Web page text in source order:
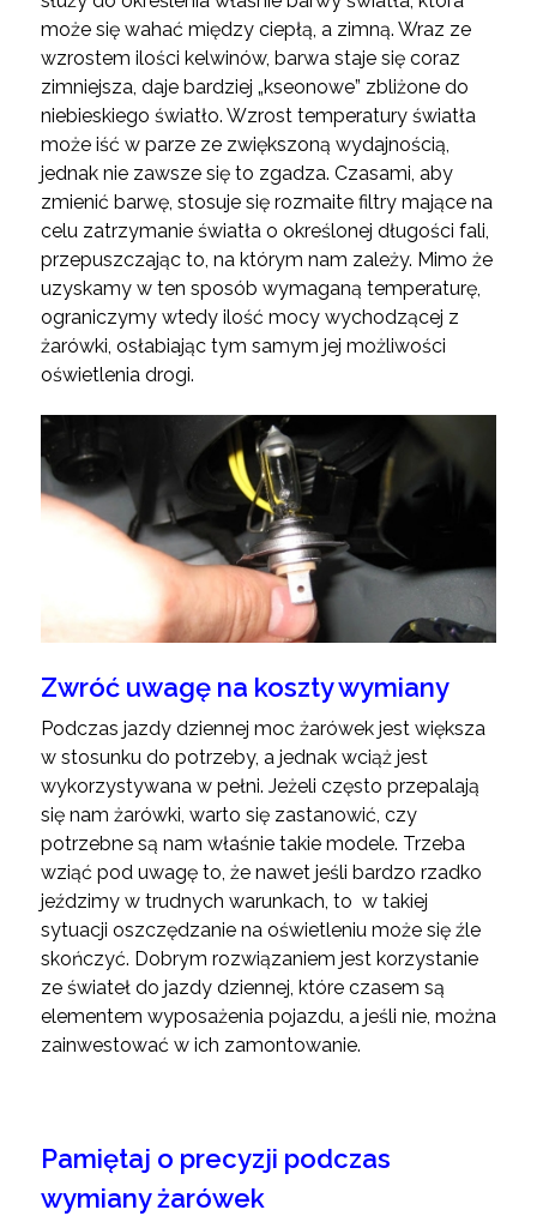
może się wahać między ciepłą, a zimną. Wraz ze
wzrostem ilości kelwinów, barwa staje się coraz
zimniejsza, daje bardziej „kseonowe” zbliżone do
niebieskiego światło. Wzrost temperatury światła
może iść w parze ze zwiększoną wydajnością,
jednak nie zawsze się to zgadza. Czasami, aby
zmienić barwę, stosuje się rozmaite filtry mające na
celu zatrzymanie światła o określonej długości fali,
przepuszczając to, na którym nam zależy. Mimo że
uzyskamy w ten sposób wymaganą temperaturę,
ograniczymy wtedy ilość mocy wychodzącej z
żarówki, osłabiając tym samym jej możliwości
oświetlenia drogi.
Zwróć uwagę na koszty wymiany
Podczas jazdy dziennej moc żarówek jest większa
w stosunku do potrzeby, a jednak wciąż jest
wykorzystywana w pełni. Jeżeli często przepalają
się nam żarówki, warto się zastanowić, czy
potrzebne są nam właśnie takie modele. Trzeba
wziąć pod uwagę to, że nawet jeśli bardzo rzadko
jeździmy w trudnych warunkach, to w takiej
sytuacji oszczędzanie na oświetleniu może się źle
skończyć. Dobrym rozwiązaniem jest korzystanie
ze świateł do jazdy dziennej, które czasem są
elementem wyposażenia pojazdu, a jeśli nie, można
zainwestować w ich zamontowanie.
Pamiętaj o precyzji podczas
wymiany żarówek